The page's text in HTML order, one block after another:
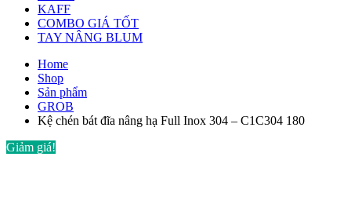
KAFF
COMBO GIÁ TỐT
TAY NÂNG BLUM
Home
Shop
Sản phẩm
GROB
Kệ chén bát đĩa nâng hạ Full Inox 304 – C1C304 180
Giảm giá!